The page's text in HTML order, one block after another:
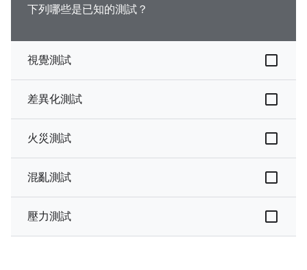
下列哪些是已知的測試？
視覺測試
差異化測試
火災測試
混亂測試
壓力測試